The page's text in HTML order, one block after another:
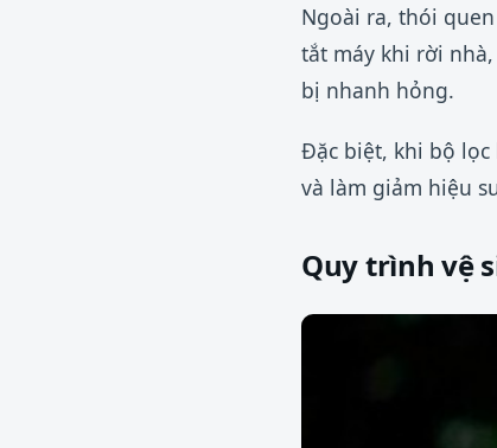
Ngoài ra, thói
tắt máy khi rời
bị nhanh hỏng.
Đặc biệt, khi bộ
và làm giảm hiệu
Quy trình vệ